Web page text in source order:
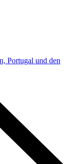
Portugal und den